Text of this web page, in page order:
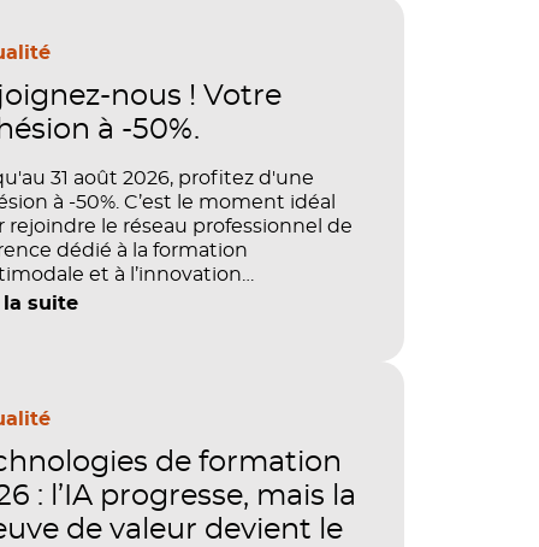
nous ! Votre
à -50%.
31 août 2026, profitez d'une
à -50%. C’est le moment idéal
rejoindre le réseau professionnel de
dédié à la formation
et à l’innovation
la suite
de formation
: l’IA progresse, mais la
de valeur devient le